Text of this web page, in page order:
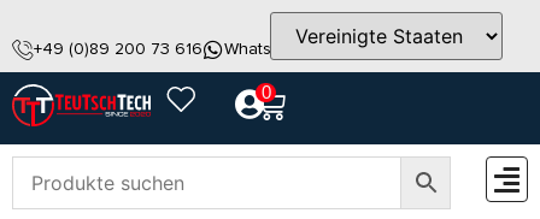
+49 (0)89 200 73 616 WhatsApp info@teutschtech.com
0